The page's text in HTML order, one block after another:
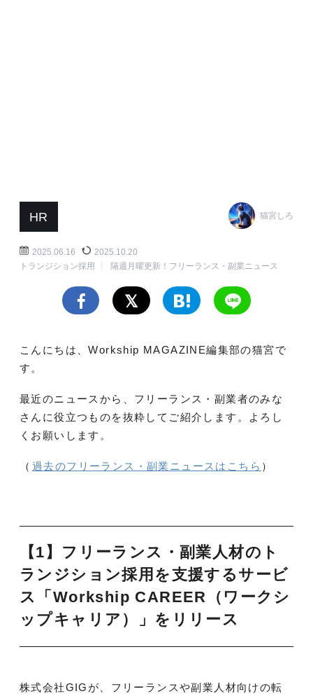
HR 猫宮しろ
2025.06.16
2025.10.20
トランジション採用
隔週月曜更新！フリーランス・副業ニュース
こんにちは、Workship MAGAZINE編集部の猫宮で
す。
最近のニュースから、フリーランス・副業者のみな
さんに役立つものを抜粋してご紹介します。よろし
くお願いします。
（ 過去のフリーランス・副業ニュースはこちら ）
【1】フリーランス・副業人材のト
ランジション採用を支援するサービ
ス「Workship CAREER（ワークシ
ップキャリア）」をリリース
株式会社GIGが、フリーランスや副業人材向けの転